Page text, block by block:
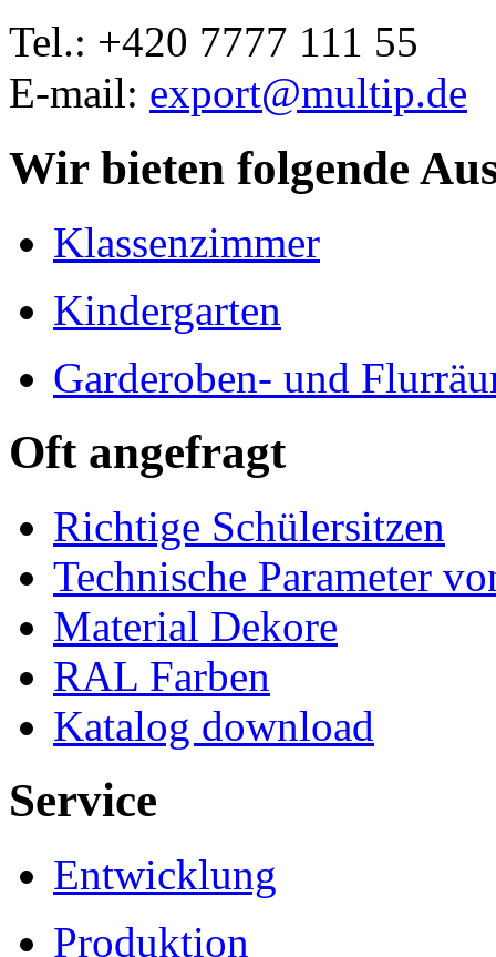
Tel.: +420 7777 111 55
E-mail: export@multip.de
Wir bieten folgende
Klassenzimmer
Kindergarten
Garderoben- und
Oft angefragt
Richtige Schülersitzen
Technische Parameter
Material Dekore
RAL Farben
Katalog download
Service
Entwicklung
Produktion